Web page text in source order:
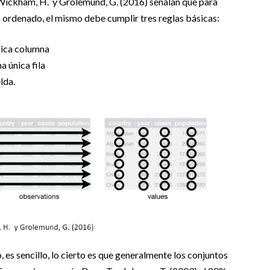
el mismo debe cumplir tres reglas básicas:
columna
única fila
es sencillo, lo cierto es que generalmente los conjuntos